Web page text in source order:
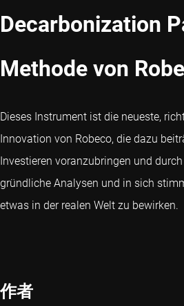
Decarbonization
Methode von
Dieses Instrument ist die neueste,
Innovation von Robeco, die dazu
Investieren voranzubringen und
gründliche Analysen und in sich
etwas in der realen Welt zu bewirken.
作者